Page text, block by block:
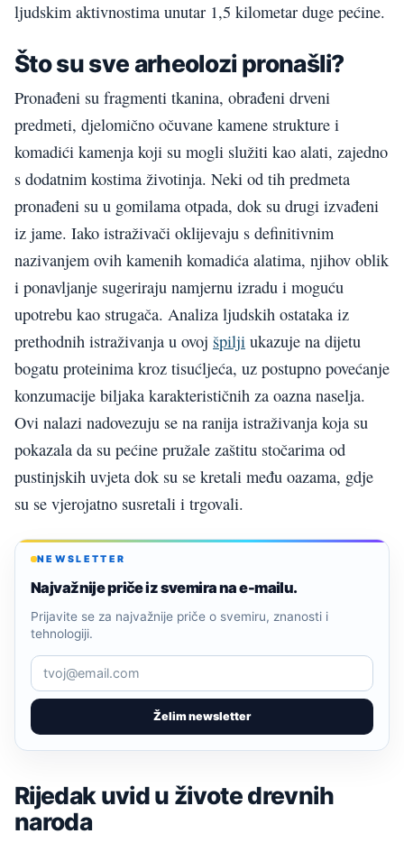
ljudskim aktivnostima unutar 1,5 kilometar duge pećine.
Što su sve arheolozi pronašli?
Pronađeni su fragmenti tkanina, obrađeni drveni
predmeti, djelomično očuvane kamene strukture i
komadići kamenja koji su mogli služiti kao alati, zajedno
s dodatnim kostima životinja. Neki od tih predmeta
pronađeni su u gomilama otpada, dok su drugi izvađeni
iz jame. Iako istraživači oklijevaju s definitivnim
nazivanjem ovih kamenih komadića alatima, njihov oblik
i ponavljanje sugeriraju namjernu izradu i moguću
upotrebu kao strugača. Analiza ljudskih ostataka iz
prethodnih istraživanja u ovoj špilji ukazuje na dijetu
bogatu proteinima kroz tisućljeća, uz postupno povećanje
konzumacije biljaka karakterističnih za oazna naselja.
Ovi nalazi nadovezuju se na ranija istraživanja koja su
pokazala da su pećine pružale zaštitu stočarima od
pustinjskih uvjeta dok su se kretali među oazama, gdje
su se vjerojatno susretali i trgovali.
NEWSLETTER
Najvažnije priče iz svemira na e-mailu.
Želim newsletter
Prijavite se za najvažnije priče o svemiru, znanosti i
tehnologiji.
Rijedak uvid u živote drevnih
naroda